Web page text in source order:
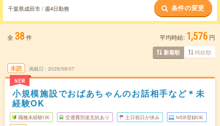
千葉県成田市 / 週4日勤務 条件の変更
全 38件 平均時給: 1,576 円
新着順 時給順
未読
NEW
掲載日 2026/08/07
小規模施設でおばあちゃんのお話相手など＊未
経験OK
職種未経験OK 交通費別途支給あり 土日祝日が休み WEB登録OK